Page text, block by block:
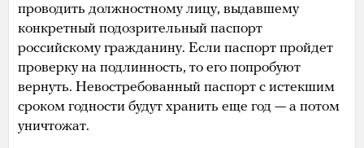
проводить должностному лицу, выдавшему
конкретный подозрительный паспорт
российскому гражданину. Если паспорт пройдет
проверку на подлинность, то его попробуют
вернуть. Невостребованный паспорт с истекшим
сроком годности будут хранить еще год — а потом
уничтожат.